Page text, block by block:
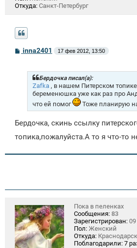
Откуда: Санкт-Петербург
Сinna2401 17 фев 2012, 13:50
Бердочка писал(а):
Zafka , в нашем Питерском
беременюшка уже как раз про
что ей помог
Тоже планирую
Бердочка, скинь ссылку
топика,пожалуйста.А то я что-то
Пока в пеленках
Сообщения: 83
Зарегистрирован:
Пол: Женский
Откуда:
Поблагодарили: 7